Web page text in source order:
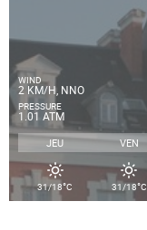
WIND
2 KM/H, NNO
PRESSURE
1.01 ATM
JEU VEN
31/18°C 31/18°C